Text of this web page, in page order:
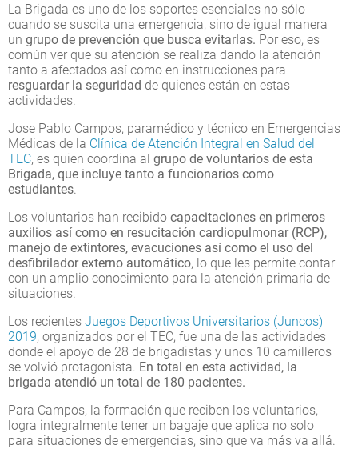
La Brigada es uno de los soportes esenciales no sólo
cuando se suscita una emergencia, sino de igual manera
un grupo de prevención que busca evitarlas. Por eso, es
común ver que su atención se realiza dando la atención
tanto a afectados así como en instrucciones para
resguardar la seguridad de quienes están en estas
actividades.
Jose Pablo Campos, paramédico y técnico en Emergencias
Médicas de la Clínica de Atención Integral en Salud del
TEC, es quien coordina al grupo de voluntarios de esta
Brigada, que incluye tanto a funcionarios como
estudiantes.
Los voluntarios han recibido capacitaciones en primeros
auxilios así como en resucitación cardiopulmonar (RCP),
manejo de extintores, evacuciones así como el uso del
desfibrilador externo automático, lo que les permite contar
con un amplio conocimiento para la atención primaria de
situaciones.
Los recientes Juegos Deportivos Universitarios (Juncos)
2019, organizados por el TEC, fue una de las actividades
donde el apoyo de 28 de brigadistas y unos 10 camilleros
se volvió protagonista. En total en esta actividad, la
brigada atendió un total de 180 pacientes.
Para Campos, la formación que reciben los voluntarios,
logra integralmente tener un bagaje que aplica no solo
para situaciones de emergencias, sino que va más va allá.